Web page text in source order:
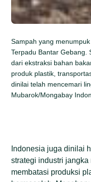
Sampah yang
Terpadu Bantar Gebang.
dari ekstraksi bahan
produk plastik,
dinilai telah mencemari
Mubarok/Mongabay
Indonesia juga dinilai
strategi industri
membatasi produksi